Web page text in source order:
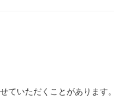
ていただくことがあります